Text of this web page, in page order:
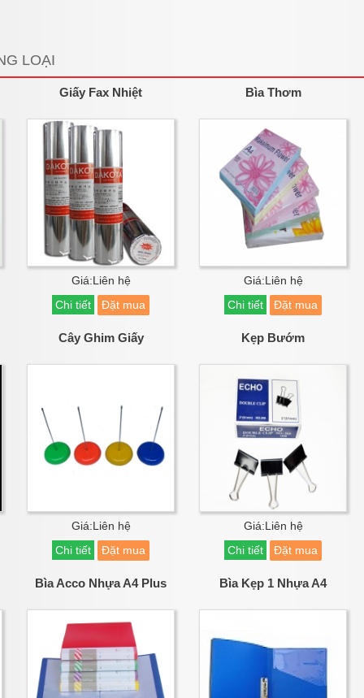
LOẠI
Giấy Fax Nhiệt
Giá:Liên hệ
Chi tiết
Đặt mua
Bìa Thơm
Giá:Liên hệ
Chi tiết
Đặt mua
Cây Ghim Giấy
Giá:Liên hệ
Chi tiết
Đặt mua
Kẹp Bướm
Giá:Liên hệ
Chi tiết
Đặt mua
Bìa Acco Nhựa A4 Plus Bìa Kẹp 1 Nhựa A4